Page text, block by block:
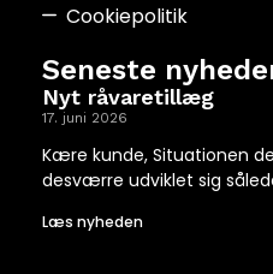
Cookiepolitik
Seneste
Nyt råvaretillæg
17. juni 2026
Kære kunde, Situationen
desværre udviklet sig
Læs nyheden